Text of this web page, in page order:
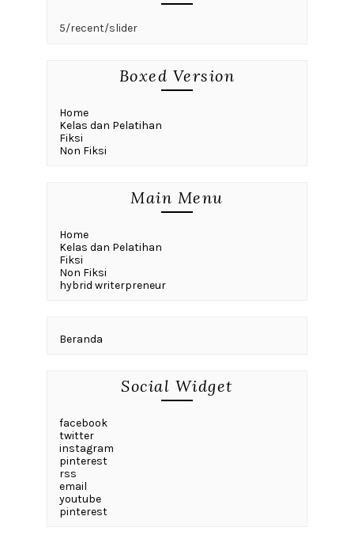
5/recent/slider
Boxed Version
Home
Kelas dan Pelatihan
Fiksi
Non Fiksi
Main Menu
Home
Kelas dan Pelatihan
Fiksi
Non Fiksi
hybrid writerpreneur
Beranda
Social Widget
facebook
twitter
instagram
pinterest
rss
email
youtube
pinterest